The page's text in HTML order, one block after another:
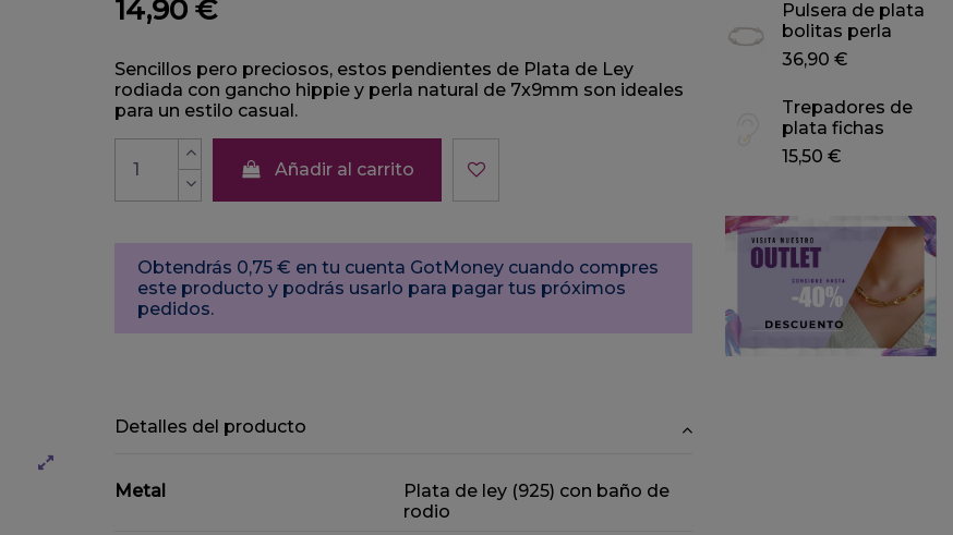
14,90 €
Sencillos pero preciosos, estos pendientes de Plata de Ley
rodiada con gancho hippie y perla natural de 7x9mm son ideales
para un estilo casual.
Añadir al carrito
Obtendrás 0,75 € en tu cuenta GotMoney cuando compres
este producto y podrás usarlo para pagar tus próximos
pedidos.
Detalles del producto
Metal
Plata de ley (925) con baño de
rodio
Pulsera de plata
bolitas perla
36,90 €
Trepadores de
plata fichas
15,50 €